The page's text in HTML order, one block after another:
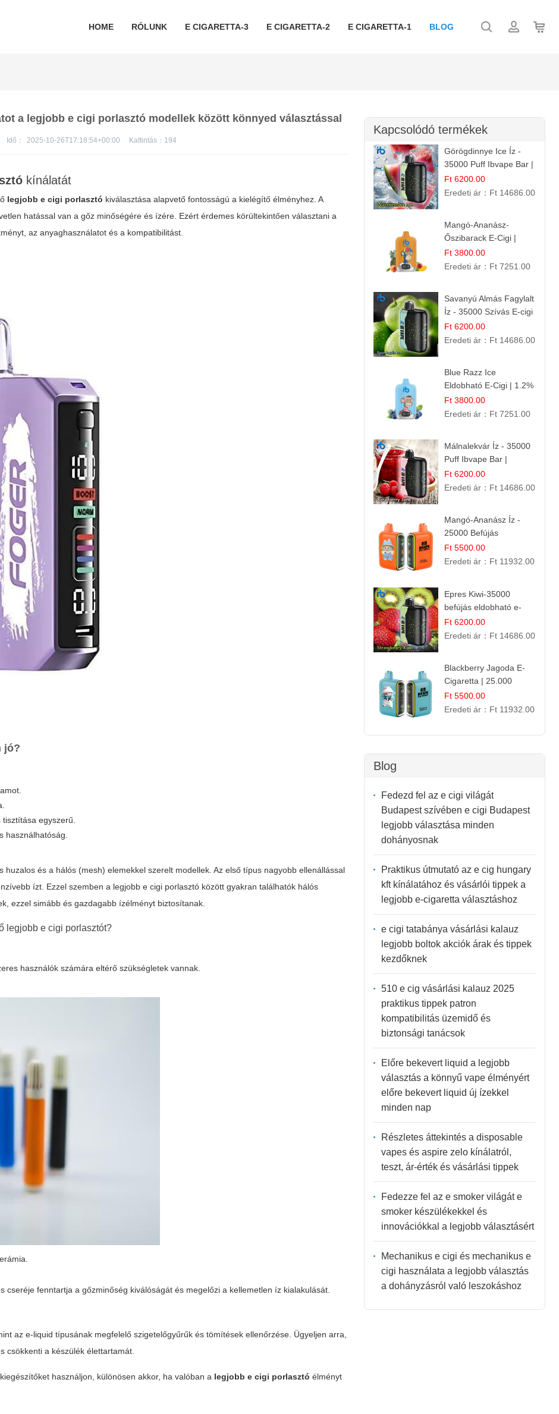
HOME RÓLUNK E CIGARETTA-3 E CIGARETTA-2 E CIGARETTA-1 BLOG
a legjobb e cigi porlasztó modellek között könnyed választással
Idő： 2025-10-26T17:18:54+00:00 Kattintás： 194
kínálatát
legjobb e cigi porlasztó kiválasztása alapvető fontosságú a kielégítő élményhez. A
hatással van a gőz minőségére és ízére. Ezért érdemes körültekintően választani a
az anyaghasználatot és a kompatibilitást.
jó?
egyszerű.
használhatóság.
és a hálós (mesh) elemekkel szerelt modellek. Az első típus nagyobb ellenállással
ízt. Ezzel szemben a legjobb e cigi porlasztó között gyakran találhatók hálós
ezzel simább és gazdagabb ízélményt biztosítanak.
legjobb e cigi porlasztót?
használók számára eltérő szükségletek vannak.
cseréje fenntartja a gőzminőség kiválóságát és megelőzi a kellemetlen íz kialakulását.
az e-liquid típusának megfelelő szigetelőgyűrűk és tömítések ellenőrzése. Ügyeljen arra,
csökkenti a készülék élettartamát.
használjon, különösen akkor, ha valóban a legjobb e cigi porlasztó élményt
Kapcsolódó termékek
Görögdinnye Ice Íz -
35000 Puff Ibvape Bar |
Frissítő Mentolos
Élmény!
Ft 6200.00
Eredeti ár： Ft 14686.00
Mangó-Ananász-
Őszibarack E-Cigi |
12.000 Befújás |
Tropikus Gyümölcs Íz
Ft 3800.00
Eredeti ár： Ft 7251.00
Savanyú Almás Fagylalt
Íz - 35000 Szívás E-cigi
Ft 6200.00
Eredeti ár： Ft 14686.00
Blue Razz Ice
Eldobható E-Cigi | 1.2%
Nikotin | Jéghideg
Málna Íz
Ft 3800.00
Eredeti ár： Ft 7251.00
Málnalekvár Íz - 35000
Puff Ibvape Bar |
Gazdag Gyümölcsös
Ízélmény!
Ft 6200.00
Eredeti ár： Ft 14686.00
Mangó-Ananász Íz -
25000 Befújás
Eldobható E-ciga |
Trópusi Gyümölcs
Ft 5500.00
Eredeti ár： Ft 11932.00
Epres Kiwi-35000
befújás eldobható e-
cigaretta
Ft 6200.00
Eredeti ár： Ft 14686.00
Blackberry Jagoda E-
Cigaretta | 25.000
Szívás | Ízesített E-
Liquid
Ft 5500.00
Eredeti ár： Ft 11932.00
Blog
Fedezd fel az e cigi világát
Budapest szívében e cigi Budapest
legjobb választása minden
dohányosnak
Praktikus útmutató az e cig hungary
kft kínálatához és vásárlói tippek a
legjobb e-cigaretta választáshoz
e cigi tatabánya vásárlási kalauz
legjobb boltok akciók árak és tippek
kezdőknek
510 e cig vásárlási kalauz 2025
praktikus tippek patron
kompatibilitás üzemidő és
biztonsági tanácsok
Előre bekevert liquid a legjobb
választás a könnyű vape élményért
előre bekevert liquid új ízekkel
minden nap
Részletes áttekintés a disposable
vapes és aspire zelo kínálatról,
teszt, ár-érték és vásárlási tippek
Fedezze fel az e smoker világát e
smoker készülékekkel és
innovációkkal a legjobb választásért
Mechanikus e cigi és mechanikus e
cigi használata a legjobb választás
a dohányzásról való leszokáshoz